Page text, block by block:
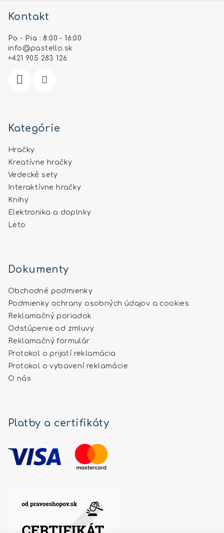
Kontakt
Po - Pia : 8:00 - 16:00
info @pastello.sk
+421 905 283 126
Kategórie
Hračky
Kreatívne hračky
Vedecké sety
Interaktívne hračky
Knihy
Elektronika a doplnky
Leto
Dokumenty
Obchodné podmienky
Podmienky ochrany osobných údajov a cookies
Reklamačný poriadok
Odstúpenie od zmluvy
Reklamačný formulár
Protokol o prijatí reklamácia
Protokol o vybavení reklamácie
O nás
Platby a certifikáty